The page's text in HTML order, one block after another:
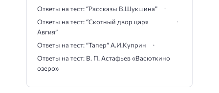
Ответы на тест: “Рассказы В.Шукшина”
Ответы на тест: “Скотный двор царя
Авгия”
Ответы на тест: “Тапер” А.И.Куприн
Ответы на тест: В. П. Астафьев «Васюткино
озеро»